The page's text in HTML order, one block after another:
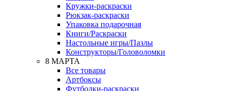
Кружки-раскраски
Рюкзак-раскраски
Упаковка подарочная
Книги/Раскраски
Настольные игры/Пазлы
Конструкторы/Головоломки
8 МАРТА
Все товары
Артбоксы
Футболки-раскраски